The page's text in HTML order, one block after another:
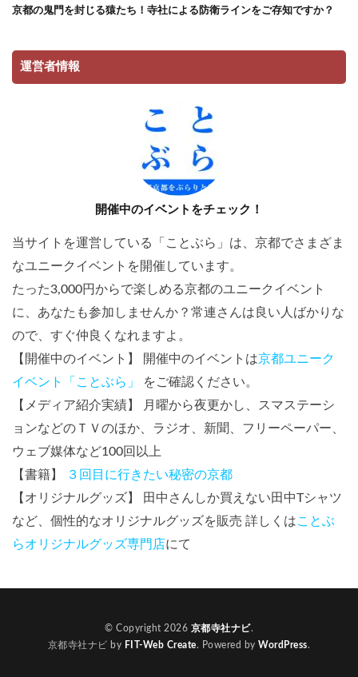
京都の鬼門を封じる猿たち！寺社による防衛ラインをご存知ですか？
運営者情報
開催中のイベントをチェック！
当サイトを運営している「ことぶら」は、京都でさまざま
なユニークイベントを開催しています。
たった3,000円からで楽しめる京都のユニークイベント
に、あなたも参加しませんか？常連さんは良い人ばかりな
ので、すぐ仲良くなれますよ。
【開催中のイベント】 開催中のイベントは京都ユニーク
イベント「ことぶら」
をご確認ください。
【メディア紹介実績】 月曜から夜更かし、スマステーシ
ョンなどのＴＶのほか、ラジオ、新聞、フリーペーパー、
ウェブ媒体など100回以上
【書籍】
３回目に行きたい秘密の京都
【オリジナルグッズ】 田中さんしか買えない田中Tシャツ
など、個性的なオリジナルグッズを販売 詳しくはことぶ
らオリジナルグッズ専門店にて
© Copyright 2026 京都寺社ナビ.
京都寺社ナビ by FIT-Web Create. Powered byWordPress.